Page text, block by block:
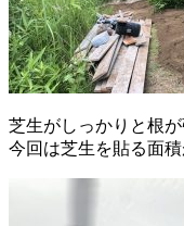
芝生がしっかりと根
今回は芝生を貼る面